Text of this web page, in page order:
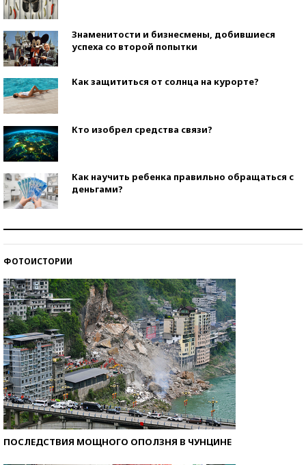
Знаменитости и бизнесмены, добившиеся
успеха со второй попытки
Как защититься от солнца на курорте?
Кто изобрел средства связи?
Как научить ребенка правильно обращаться с
деньгами?
ФОТОИСТОРИИ
ПОСЛЕДСТВИЯ МОЩНОГО ОПОЛЗНЯ В ЧУНЦИНЕ